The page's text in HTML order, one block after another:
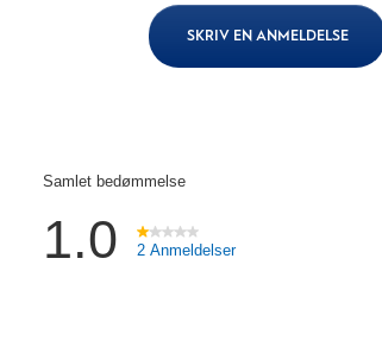
of
5
stars,
average
Samme
SKRIV EN ANMELDELSE